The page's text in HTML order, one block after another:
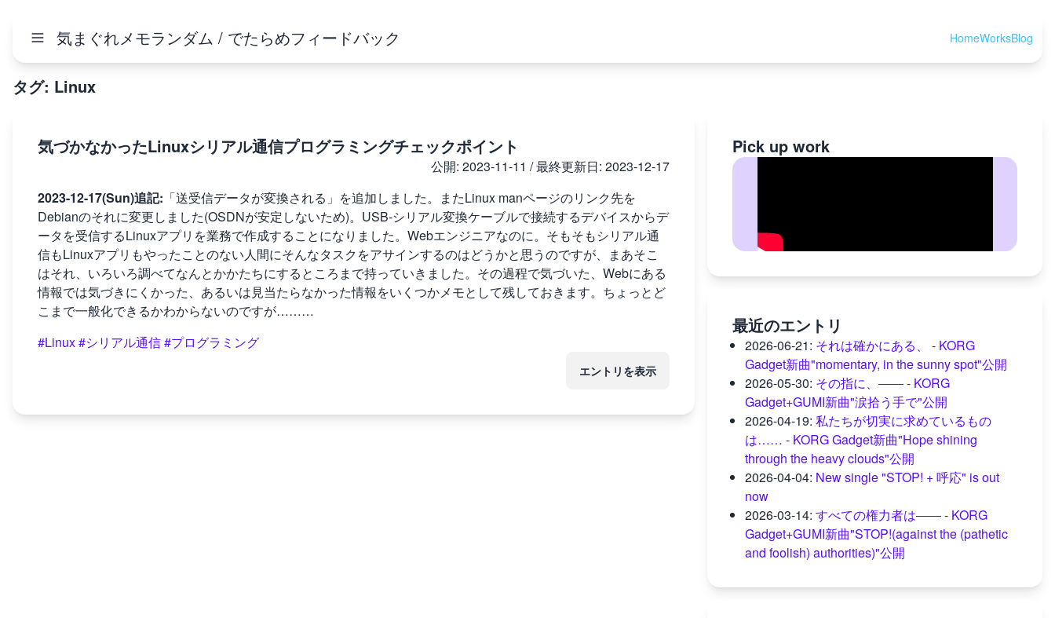
気まぐれメモランダム / でたらめフィードバック HomeWorksBlog
タグ: Linux
気づかなかったLinuxシリアル通信プログラミングチェックポイント
公開:2023-11-11 / 最終更新日:2023-12-17
2023-12-17(Sun)追記: 「送受信データが変換される」を追加しました。またLinux manページのリンク先を
Debianのそれに変更しました(OSDNが安定しないため)。USB-シリアル変換ケーブルで接続するデバイスからデ
ータを受信するLinuxアプリを業務で作成することになりました。Webエンジニアなのに。そもそもシリアル通
信もLinuxアプリもやったことのない人間にそんなタスクをアサインするのはどうかと思うのですが、まあそこ
はそれ、いろいろ調べてなんとかかたちにするところまで持っていきました。その過程で気づいた、Webにある
情報では気づきにくかった、あるいは見当たらなかった情報をいくつかメモとして残しておきます。ちょっとど
こまで一般化できるかわからないのですが………
#Linux#シリアル通信#プログラミング
エントリを表示
Pick up work
最近のエントリ
2026-06-21: それは確かにある、 - KORG
Gadget新曲"momentary, in the sunny spot"公開
2026-05-30: その指に、―― - KORG
Gadget+GUMI新曲"涙拾う手で"公開
2026-04-19:私たちが切実に求めているもの
は…… - KORG Gadget新曲"Hope shining
through the heavy clouds"公開
2026-04-04: New single "STOP! + 呼応" is out
now
2026-03-14:すべての権力者は―― - KORG
Gadget+GUMI新曲"STOP!(against the (pathetic
and foolish) authorities)"公開